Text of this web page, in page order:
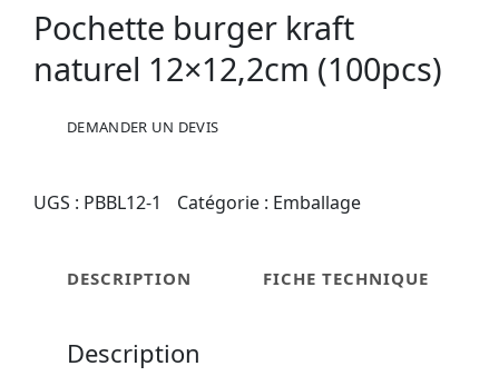
Pochette burger kraft
naturel 12×12,2cm (100pcs)
burger
12x12,2cm
DEMANDER UN DEVIS
UGS : PBBL12-1 Catégorie : Emballage
DESCRIPTION FICHE TECHNIQUE
Description